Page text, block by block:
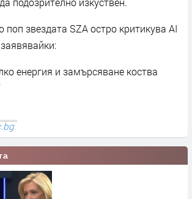
звездата SZA остро критикува AI
енергия и замърсяване коства